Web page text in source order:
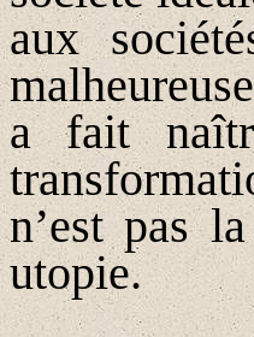
aux
a fait
n’est pas
utopie.